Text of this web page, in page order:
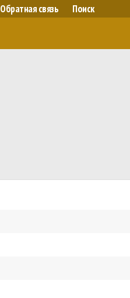
Обратная связь Поиск